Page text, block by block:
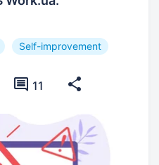
Self-improvement
11